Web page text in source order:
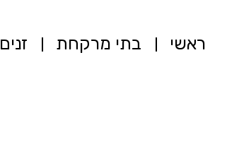
ראשי בתי מרקחת זנים